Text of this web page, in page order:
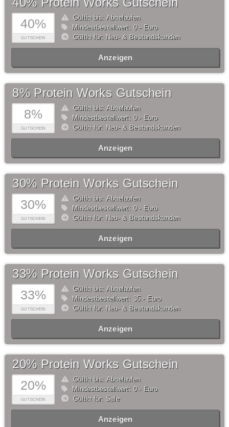
40%
GUTSCHEIN
Gültig bis: Abgelaufen
Mindestbestellwert: 0,- Euro
Gültig für: Neu- & Bestandskunden
Anzeigen
8%
GUTSCHEIN
8% Protein Works Gutschein
Gültig bis: Abgelaufen
Mindestbestellwert: 0,- Euro
Gültig für: Neu- & Bestandskunden
Anzeigen
30%
GUTSCHEIN
30% Protein Works Gutschein
Gültig bis: Abgelaufen
Mindestbestellwert: 0,- Euro
Gültig für: Neu- & Bestandskunden
Anzeigen
33%
GUTSCHEIN
33% Protein Works Gutschein
Gültig bis: Abgelaufen
Mindestbestellwert: 35,- Euro
Gültig für: Neu- & Bestandskunden
Anzeigen
20%
GUTSCHEIN
20% Protein Works Gutschein
Gültig bis: Abgelaufen
Mindestbestellwert: 0,- Euro
Gültig für: Sale
Anzeigen